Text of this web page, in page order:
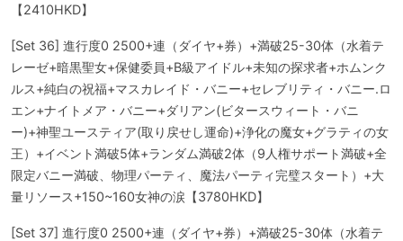
【2410HKD】
[Set 36] 進行度0 2500+連（ダイヤ+券）+満破25-30体（水着テ
レーゼ+暗黒聖女+保健委員+B級アイドル+未知の探求者+ホムンク
ルス+純白の祝福+マスカレイド・バニー+セレブリティ・バニー.ロ
エン+ナイトメア・バニー+ダリアン(ビタースウィート・バニ
ー)+神聖ユースティア(取り戻せし運命)+浄化の魔女+グラティの女
王）+イベント満破5体+ランダム満破2体（9人権サポート満破+全
限定バニー満破、物理パーティ、魔法パーティ完璧スタート）+大
量リソース+150~160女神の涙【3780HKD】
[Set 37] 進行度0 2500+連（ダイヤ+券）+満破25-30体（水着テ